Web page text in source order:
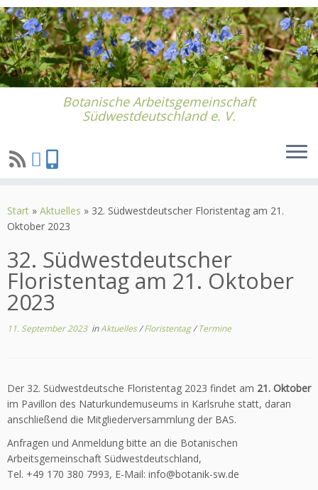
Inhalt
springen
Botanische Arbeitsgemeinschaft
Südwestdeutschland e. V.
Start » Aktuelles » 32. Südwestdeutscher Floristentag am 21.
Oktober 2023
32. Südwestdeutscher
Floristentag am 21. Oktober
2023
11. September 2023inAktuelles/Floristentag/Termine
Der 32. Südwestdeutsche Floristentag 2023 findet am 21. Oktober
im Pavillon des Naturkundemuseums in Karlsruhe statt, daran
anschließend die Mitgliederversammlung der BAS.
Anfragen und Anmeldung bitte an die Botanischen
Arbeitsgemeinschaft Südwestdeutschland,
Tel. +49 170 380 7993, E-Mail: info@botanik-sw.de